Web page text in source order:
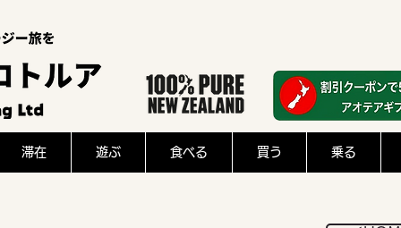
滞在 遊ぶ 食べる 買う 乗る